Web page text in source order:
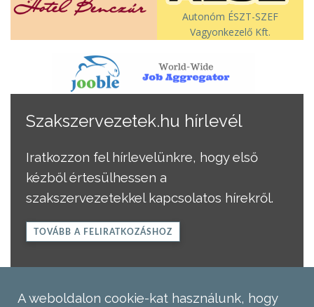
Autonóm ÉSZT-SZEF
Vagyonkezelő Kft.
Szakszervezetek.hu hírlevél
Iratkozzon fel hírlevelünkre, hogy első
kézből értesülhessen a
szakszervezetekkel kapcsolatos hírekről.
TOVÁBB A FELIRATKOZÁSHOZ
A weboldalon cookie-kat használunk, hogy